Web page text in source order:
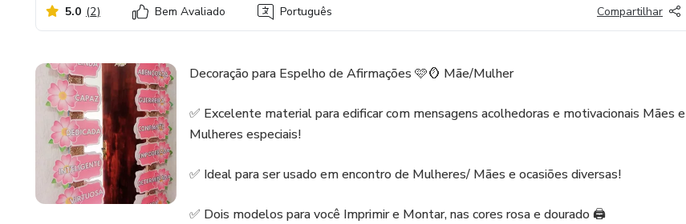
5.0 (2) Bem Avaliado Português Compartilhar
Decoração para Espelho de Afirmações 🩷🪞 Mãe/Mulher
✅ Excelente material para edificar com mensagens acolhedoras e motivacionais Mães e
Mulheres especiais!
✅ Ideal para ser usado em encontro de Mulheres/ Mães e ocasiões diversas!
✅ Dois modelos para você Imprimir e Montar, nas cores rosa e dourado 🖨️